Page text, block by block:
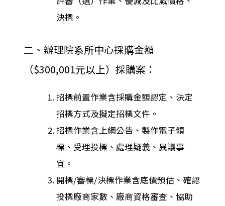
決標。
二、辦理院系所中心採購金額
（$300,001元以上）採購案：
招標前置作業含採購金額認定、決定
招標方式及擬定招標文件。
招標作業含上網公告、製作電子領
標、受理投標、處理疑義、異議事
宜。
開標/審標/決標作業含底價預估、確認
投標廠商家數、廠商資格審查、協助